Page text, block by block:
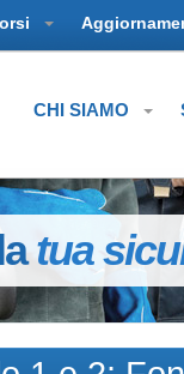
CHI SIAMO
tua